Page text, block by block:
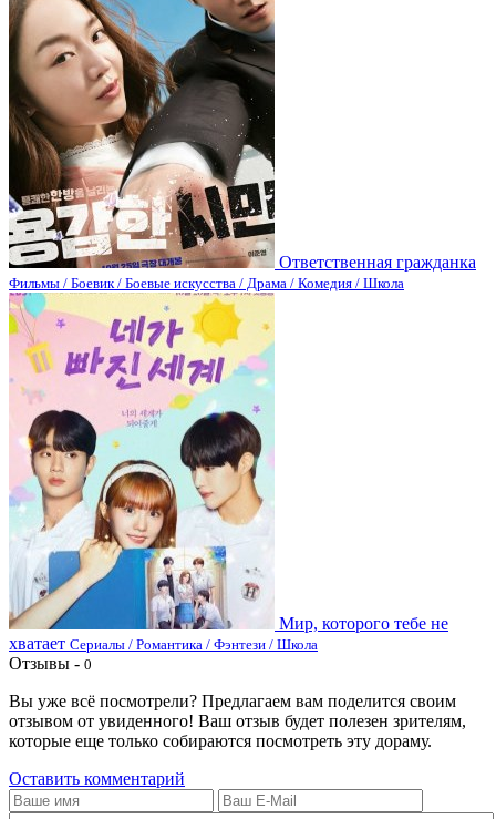
Ответственная гражданка
Фильмы / Боевик / Боевые искусства / Драма / Комедия / Школа
Мир, которого тебе не
хватает Сериалы / Романтика / Фэнтези / Школа
Отзывы - 0
Вы уже всё посмотрели? Предлагаем вам поделится своим
отзывом от увиденного! Ваш отзыв будет полезен зрителям,
которые еще только собираются посмотреть эту дораму.
Оставить комментарий